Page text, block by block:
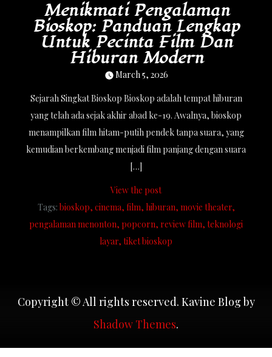
Menikmati Pengalaman
Bioskop: Panduan Lengkap
Untuk Pecinta Film Dan
Hiburan Modern
March 5, 2026
Sejarah Singkat Bioskop Bioskop adalah tempat hiburan
yang telah ada sejak akhir abad ke-19. Awalnya, bioskop
menampilkan film hitam-putih pendek tanpa suara, yang
kemudian berkembang menjadi film panjang dengan suara
[…]
View the post
Tags: bioskop cinema film hiburan movie theater
pengalaman menonton popcorn review film teknologi
layar tiket bioskop
Copyright © All rights reserved. Kavine Blog by
Shadow Themes.